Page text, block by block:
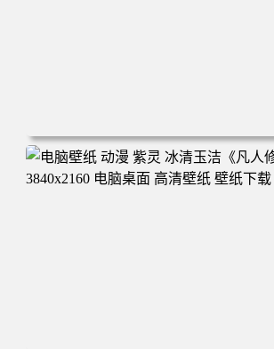
电脑壁纸 动漫 凡人修仙传 韩立 结婴 4k壁
脑桌面 高清壁纸 壁纸下载 壁纸大全